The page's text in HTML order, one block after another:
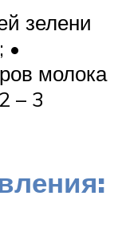
зелени
•
молока
– 3